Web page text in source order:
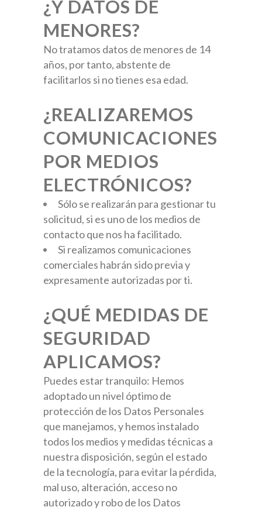
¿Y DATOS DE
MENORES?
No tratamos datos de menores de 14
años, por tanto, abstente de
facilitarlos si no tienes esa edad.
¿REALIZAREMOS
COMUNICACIONES
POR MEDIOS
ELECTRÓNICOS?
Sólo se realizarán para gestionar tu
solicitud, si es uno de los medios de
contacto que nos ha facilitado.
Si realizamos comunicaciones
comerciales habrán sido previa y
expresamente autorizadas por ti.
¿QUÉ MEDIDAS DE
SEGURIDAD
APLICAMOS?
Puedes estar tranquilo: Hemos
adoptado un nivel óptimo de
protección de los Datos Personales
que manejamos, y hemos instalado
todos los medios y medidas técnicas a
nuestra disposición, según el estado
de la tecnología, para evitar la pérdida,
mal uso, alteración, acceso no
autorizado y robo de los Datos